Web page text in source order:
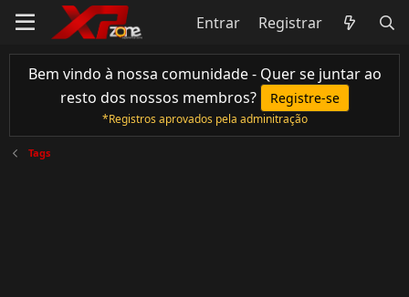
Entrar Registrar
Bem vindo à nossa comunidade - Quer se juntar ao
resto dos nossos membros?
Registre-se
*Registros aprovados pela adminitração
Tags